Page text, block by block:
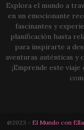
Explora el mundo a
en un emocionante
fascinantes y
planificación hasta
para inspirarte a
aventuras auténticas y
¡Emprende este
@2023 - El Mundo con Ella